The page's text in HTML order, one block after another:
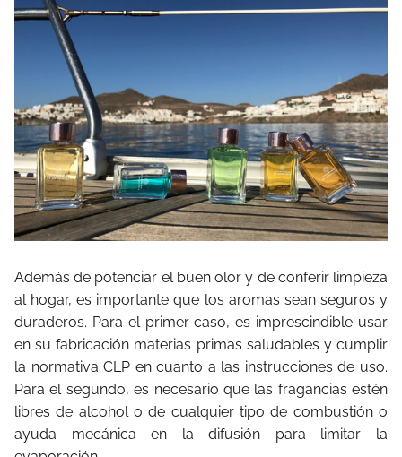
Además de potenciar el buen olor y de conferir limpieza
al hogar, es importante que los aromas sean seguros y
duraderos. Para el primer caso, es imprescindible usar
en su fabricación materias primas saludables y cumplir
la normativa CLP en cuanto a las instrucciones de uso.
Para el segundo, es necesario que las fragancias estén
libres de alcohol o de cualquier tipo de combustión o
ayuda mecánica en la difusión para limitar la